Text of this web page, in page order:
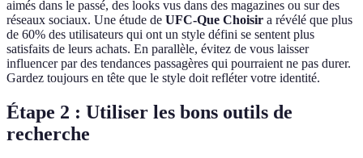
aimés dans le passé, des looks vus dans des magazines ou sur des
réseaux sociaux. Une étude de UFC-Que Choisir a révélé que plus
de 60% des utilisateurs qui ont un style défini se sentent plus
satisfaits de leurs achats. En parallèle, évitez de vous laisser
influencer par des tendances passagères qui pourraient ne pas durer.
Gardez toujours en tête que le style doit refléter votre identité.
Étape 2 : Utiliser les bons outils de
recherche